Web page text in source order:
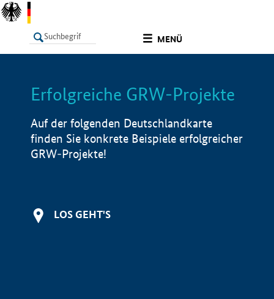
MENÜ
LISTE Info
Erfolgreiche GRW-Projekte
Auf der folgenden Deutschlandkarte
finden Sie konkrete Beispiele erfolgreicher
GRW-Projekte!
LOS GEHT'S